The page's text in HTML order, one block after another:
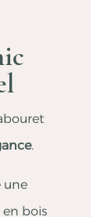
.
une
en bois